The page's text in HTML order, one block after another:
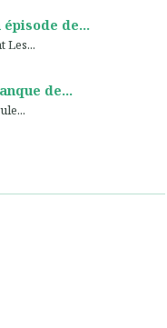
de...
Les...
de...